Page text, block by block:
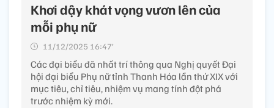
Khơi dậy khát vọng vươn lên của
mỗi phụ nữ
11/12/2025 16:47’
Các đại biểu đã nhất trí thông qua Nghị quyết Đại
hội đại biểu Phụ nữ tỉnh Thanh Hóa lần thứ XIX với
mục tiêu, chỉ tiêu, nhiệm vụ mang tính đột phá
trước nhiệm kỳ mới.